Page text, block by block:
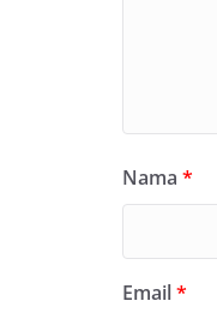
Nama *
Email*